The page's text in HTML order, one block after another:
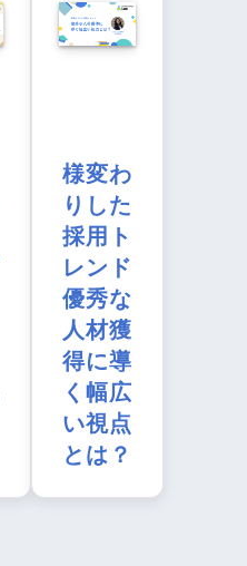
様変わ
りした
採用ト
レンド
優秀な
人材獲
得に導
く幅広
い視点
とは？